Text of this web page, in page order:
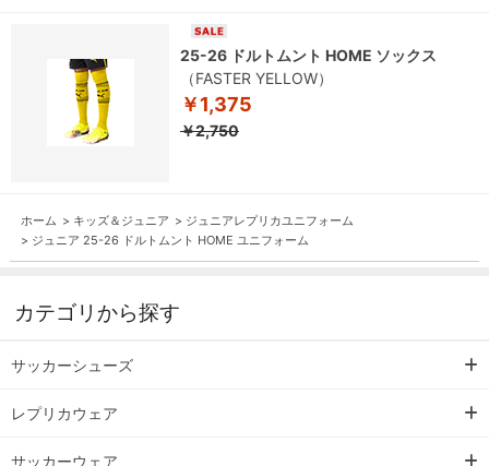
25-26 ドルトムント HOME ソックス
（FASTER YELLOW）
￥1,375
￥2,750
ホーム > キッズ＆ジュニア > ジュニアレプリカユニフォーム
> ジュニア 25-26 ドルトムント HOME ユニフォーム
カテゴリから探す
サッカーシューズ
レプリカウェア
サッカーウェア